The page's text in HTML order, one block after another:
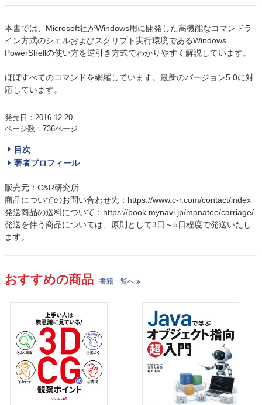
本書では、Microsoft社がWindows用に開発した高機能なコマンドラ
イン方式のシェルおよびスクリプト実行環境であるWindows
PowerShellの使い方を逆引き方式でわかりやすく解説しています。
ほぼすべてのコマンドを網羅しています。最新のバージョン5.0に対
応しています。
発売日：2016-12-20
ページ数：736ページ
目次
著者プロフィール
販売元：C&R研究所
商品についてのお問い合わせ先： https://www.c-r.com/contact/index
発送商品の送料について： https://book.mynavi.jp/manatee/carriage/
発送を伴う商品については、原則として3日～5日程度で発送いたし
ます。
おすすめの商品 書籍一覧へ